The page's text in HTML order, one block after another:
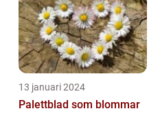
13 januari 2024
Palettblad som blommar